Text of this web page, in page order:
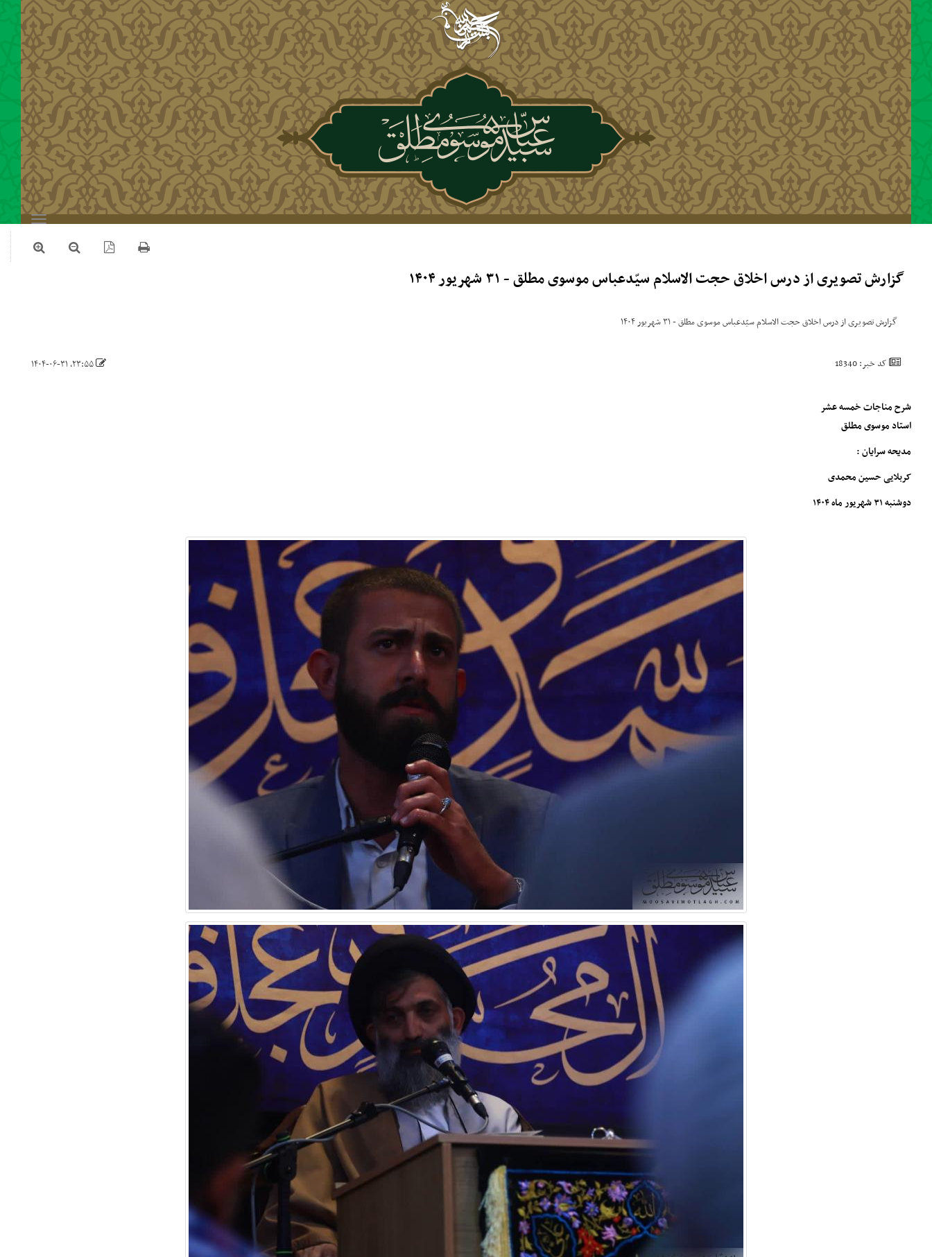
رفتن به محتوای اصلی
Toggle
navigation
گزارش تصویری از درس اخلاق حجت الاسلام سیّدعباس موسوی مطلق - ۳۱ شهریور ۱۴۰۴
گزارش تصویری از درس اخلاق حجت الاسلام سیّدعباس موسوی مطلق - ۳۱ شهریور ۱۴۰۴
کد خبر: 18340
شرح مناجات خمسه عشر
استاد موسوی مطلق
مدیحه سرایان :
کربلایی حسین محمدی
دوشنبه ۳۱ شهریور ماه ۱۴۰۴